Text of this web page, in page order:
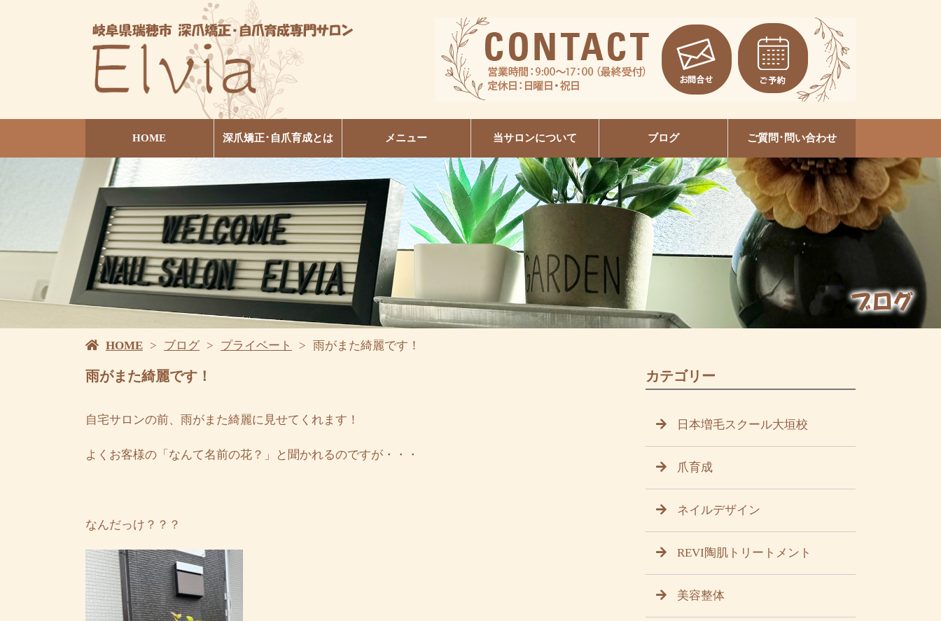
HOME 深爪矯正･自爪育成とは メニュー 当サロンについて ブログ
日本増毛スクール大垣校
ネイルデザイン
REVI陶肌トリートメント
爪育成
美容整体
セルフホワイトニング
ルビケイトセミナー
ご質問･問い合わせ
HOME ブログ プライベート 雨がまた綺麗です！
雨がまた綺麗です！
自宅サロンの前、雨がまた綺麗に見せてくれます！
よくお客様の「なんて名前の花？」と聞かれるのですが・・・
なんだっけ？？？
カテゴリー
日本増毛スクール大垣校
爪育成
ネイルデザイン
REVI陶肌トリートメント
美容整体